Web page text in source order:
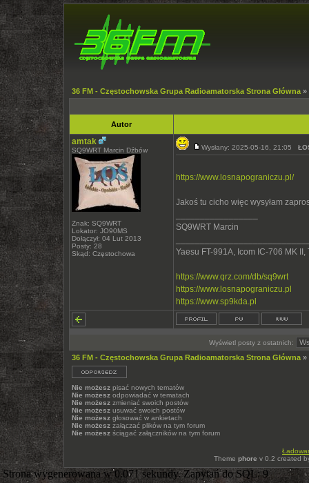
36 FM - Częstochowska Grupa Radioamatorska Strona Główna »
Autor
amtak
SQ9WRT Marcin Dźbów
Znak: SQ9WRT
Lokator: JO90MS
Dołączył: 04 Lut 2013
Posty: 28
Skąd: Częstochowa
Wysłany: 2025-05-16, 21:05
https://www.losnapograniczu.pl/
Jakoś tu cicho więc wysyłam
SQ9WRT Marcin
Yaesu FT-991A, Icom IC-706 MK
https://www.qrz.com/db/sq9wrt
https://www.losnapograniczu.pl
https://www.sp9kda.pl
Wyświetl posty z ostatnich:
36 FM - Częstochowska Grupa Radioamatorska Strona Główna »
Nie możesz pisać nowych tematów
Nie możesz odpowiadać w tematach
Nie możesz zmieniać swoich postów
Nie możesz usuwać swoich postów
Nie możesz głosować w ankietach
Nie możesz załączać plików na tym forum
Nie możesz ściągać załączników na tym forum
Theme phore v 0.2 created
Strona wygenerowana w 0.071 sekundy. Zapytań do SQL: 9